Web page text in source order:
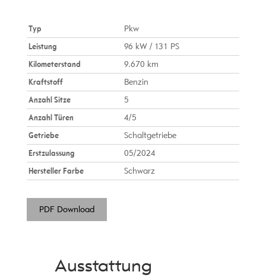
Typ
Pkw
Leistung
96 kW / 131 PS
Kilometerstand
9.670 km
Kraftstoff
Benzin
Anzahl Sitze
5
Anzahl Türen
4/5
Getriebe
Schaltgetriebe
Erstzulassung
05/2024
Hersteller Farbe
Schwarz
PDF Download
Ausstattung